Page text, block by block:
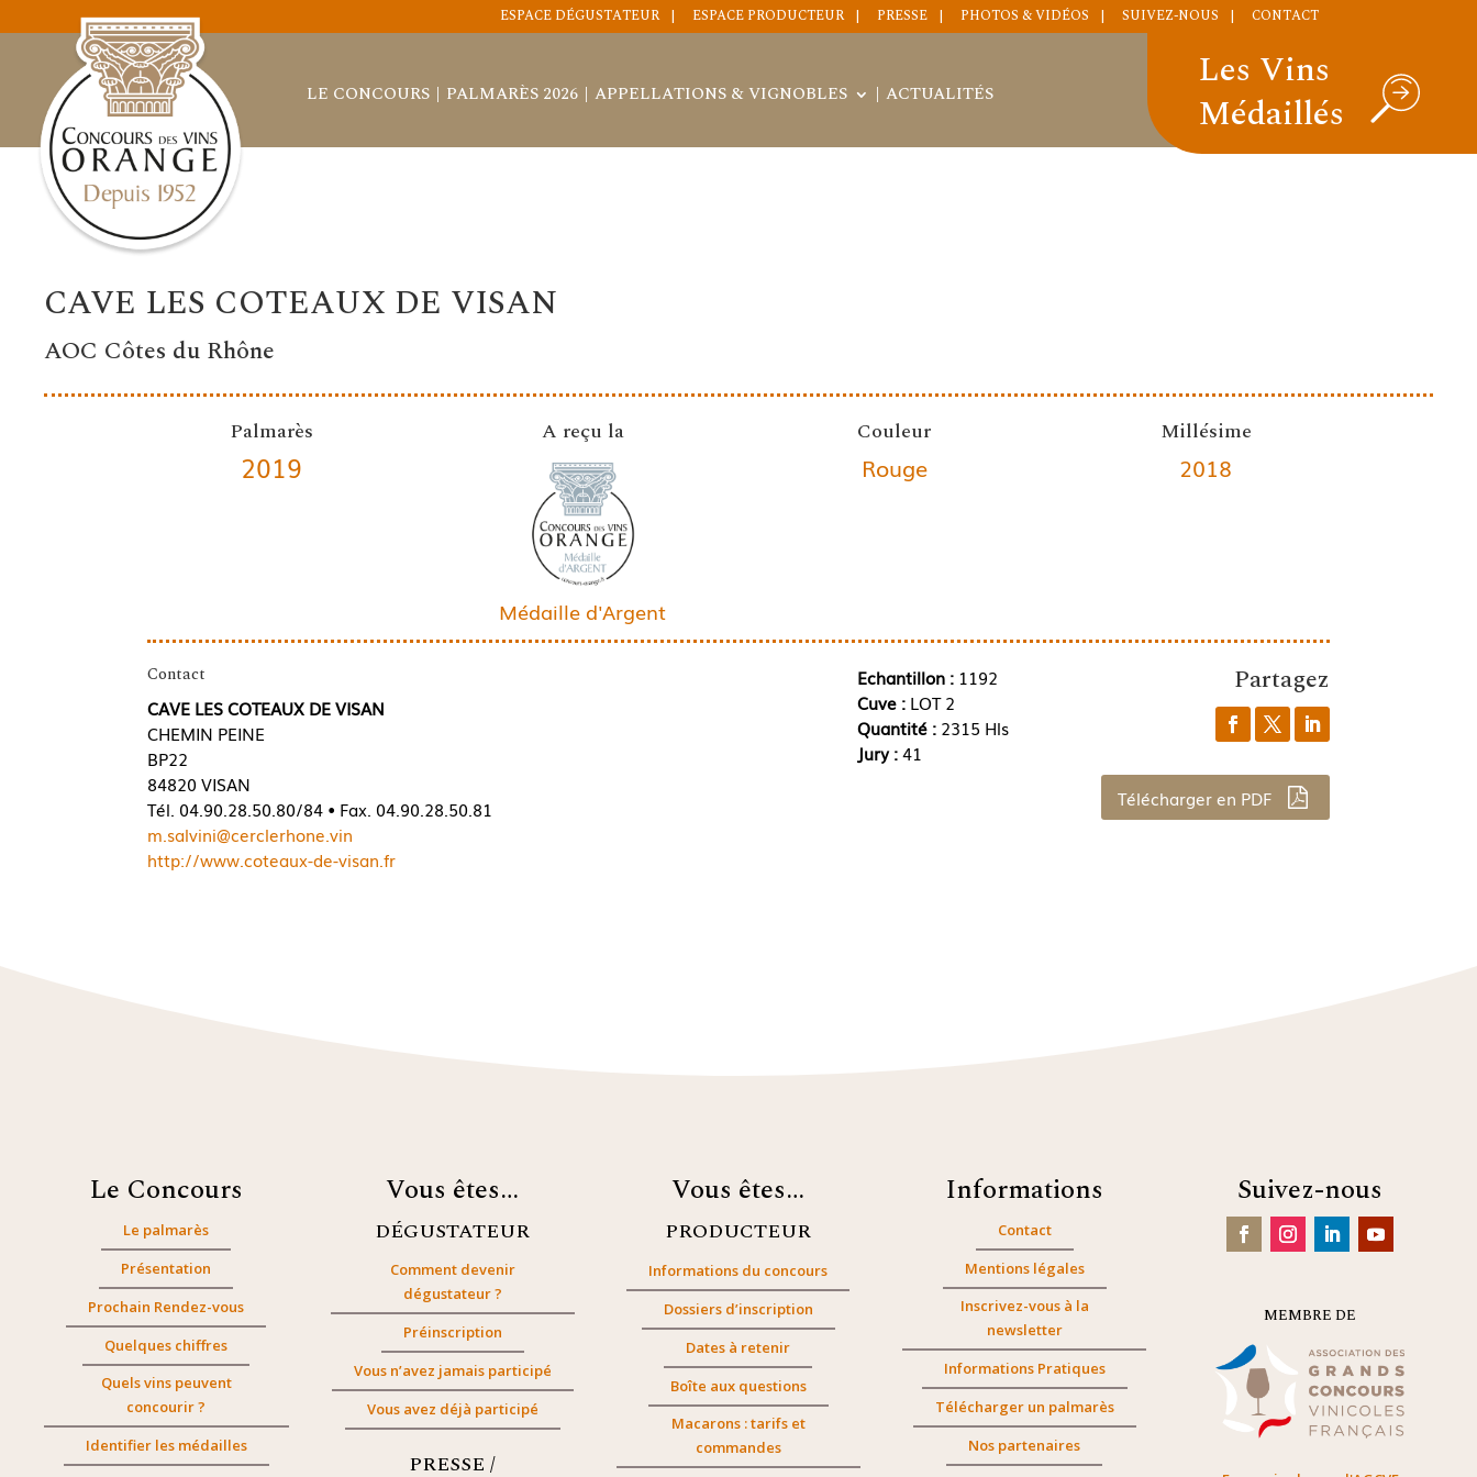
ESPACE DÉGUSTATEUR ESPACE PRODUCTEUR PRESSE PHOTOS & VIDÉOS SUIVEZ-NOUS CONTACT
LE CONCOURS PALMARÈS 2026 APPELLATIONS & VIGNOBLES ACTUALITÉS
Les Vins
Médaillés
CAVE LES COTEAUX DE VISAN
AOC Côtes du Rhône
Palmarès
2019
A reçu la
Médaille d'Argent
Couleur
Rouge
Millésime
2018
Contact
CAVE LES COTEAUX DE VISAN
CHEMIN PEINE
BP22
84820 VISAN
Tél. 04.90.28.50.80/84 • Fax. 04.90.28.50.81
m.salvini@cerclerhone.vin
http://www.coteaux-de-visan.fr
Echantillon :1192
Cuve : LOT 2
Quantité : 2315 Hls
Jury :41
Partagez
Télécharger en PDF
Le Concours
Le palmarès
Présentation
Prochain Rendez-vous
Quelques chiffres
Quels vins peuvent
concourir ?
Identifier les médailles
Vous êtes…
DÉGUSTATEUR
Comment devenir
dégustateur ?
Préinscription
Vous n’avez jamais participé
Vous avez déjà participé
PRESSE /
Vous êtes…
PRODUCTEUR
Informations du concours
Dossiers d’inscription
Dates à retenir
Boîte aux questions
Macarons : tarifs et
commandes
Informations
Contact
Mentions légales
Inscrivez-vous à la
newsletter
Informations Pratiques
Télécharger un palmarès
Nos partenaires
Suivez-nous
MEMBRE DE